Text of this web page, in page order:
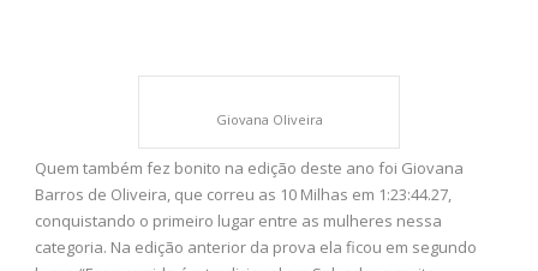
Giovana Oliveira
Quem também fez bonito na edição deste ano foi Giovana
Barros de Oliveira, que correu as 10 Milhas em 1:23:44.27,
conquistando o primeiro lugar entre as mulheres nessa
categoria. Na edição anterior da prova ela ficou em segundo